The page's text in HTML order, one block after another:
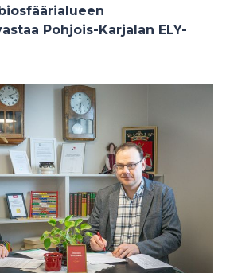
Pohjois-Karjalan ELY-